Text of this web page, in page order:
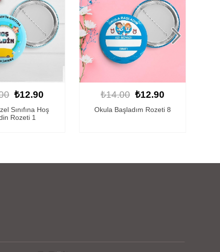
₺12.90
Rozeti 8
₺14.00 ₺12.90
Sınıfına Hoş Geldin Rozeti 14